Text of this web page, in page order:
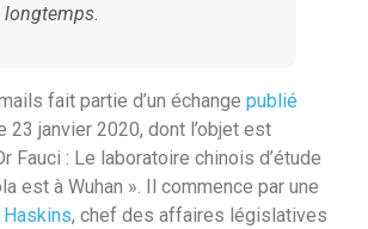
fait partie d’un échange publié
23 janvier 2020, dont l’objet est
Fauci : Le laboratoire chinois d’étude
est à Wuhan ». Il commence par une
, chef des affaires législatives